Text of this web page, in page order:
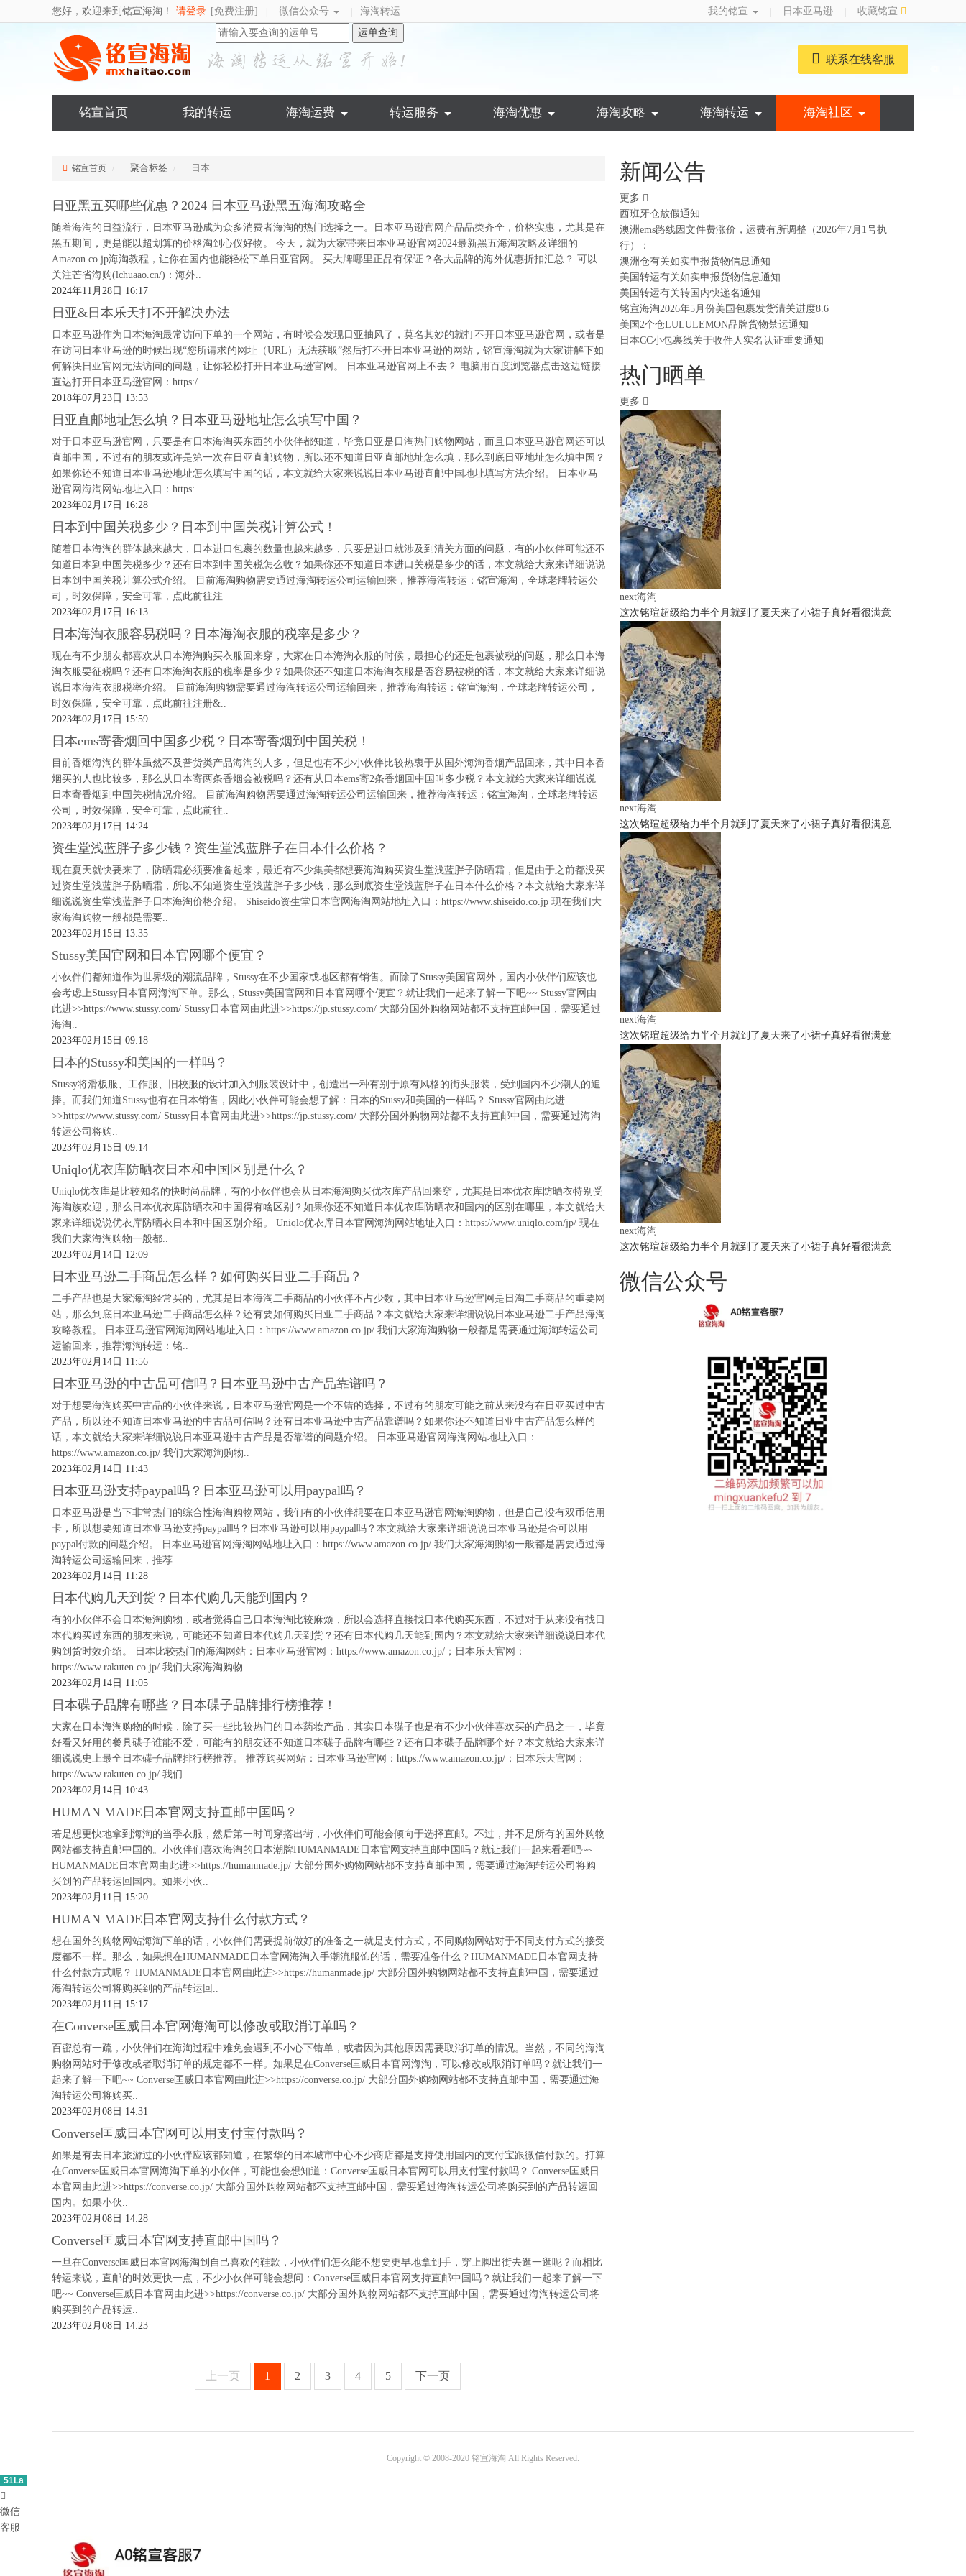
您好，欢迎来到铭宣海淘！ 请登录 [免费注册] 微信公众号 海淘转运 我的铭宣 日本亚马逊
收藏铭宣
运单查询
联系在线客服
铭宣首页 我的转运 海淘运费 转运服务 海淘优惠 海淘攻略 海淘转运 海淘社区
铭宣首页 聚合标签 日本
日亚黑五买哪些优惠？2024 日本亚马逊黑五海淘攻略全
随着海淘的日益流行，日本亚马逊成为众多消费者海淘的热门选择之一。日本亚马逊官网产品品类齐全，价格实惠，尤其是在
黑五期间，更是能以超划算的价格淘到心仪好物。 今天，就为大家带来日本亚马逊官网2024最新黑五海淘攻略及详细的
Amazon.co.jp海淘教程，让你在国内也能轻松下单日亚官网。 买大牌哪里正品有保证？各大品牌的海外优惠折扣汇总？ 可以
关注芒省海购(lchuaao.cn/)：海外..
2024年11月28日 16:17
日亚&日本乐天打不开解决办法
日本亚马逊作为日本海淘最常访问下单的一个网站，有时候会发现日亚抽风了，莫名其妙的就打不开日本亚马逊官网，或者是
在访问日本亚马逊的时候出现“您所请求的网址（URL）无法获取”然后打不开日本亚马逊的网站，铭宣海淘就为大家讲解下如
何解决日亚官网无法访问的问题，让你轻松打开日本亚马逊官网。 日本亚马逊官网上不去？ 电脑用百度浏览器点击这边链接
直达打开日本亚马逊官网：https:/..
2018年07月23日 13:53
日亚直邮地址怎么填？日本亚马逊地址怎么填写中国？
对于日本亚马逊官网，只要是有日本海淘买东西的小伙伴都知道，毕竟日亚是日淘热门购物网站，而且日本亚马逊官网还可以
直邮中国，不过有的朋友或许是第一次在日亚直邮购物，所以还不知道日亚直邮地址怎么填，那么到底日亚地址怎么填中国？
如果你还不知道日本亚马逊地址怎么填写中国的话，本文就给大家来说说日本亚马逊直邮中国地址填写方法介绍。 日本亚马
逊官网海淘网站地址入口：https:..
2023年02月17日 16:28
日本到中国关税多少？日本到中国关税计算公式！
随着日本海淘的群体越来越大，日本进口包裹的数量也越来越多，只要是进口就涉及到清关方面的问题，有的小伙伴可能还不
知道日本到中国关税多少？还有日本到中国关税怎么收？如果你还不知道日本进口关税是多少的话，本文就给大家来详细说说
日本到中国关税计算公式介绍。 目前海淘购物需要通过海淘转运公司运输回来，推荐海淘转运：铭宣海淘，全球老牌转运公
司，时效保障，安全可靠，点此前往注..
2023年02月17日 16:13
日本海淘衣服容易税吗？日本海淘衣服的税率是多少？
现在有不少朋友都喜欢从日本海淘购买衣服回来穿，大家在日本海淘衣服的时候，最担心的还是包裹被税的问题，那么日本海
淘衣服要征税吗？还有日本海淘衣服的税率是多少？如果你还不知道日本海淘衣服是否容易被税的话，本文就给大家来详细说
说日本海淘衣服税率介绍。 目前海淘购物需要通过海淘转运公司运输回来，推荐海淘转运：铭宣海淘，全球老牌转运公司，
时效保障，安全可靠，点此前往注册&..
2023年02月17日 15:59
日本ems寄香烟回中国多少税？日本寄香烟到中国关税！
目前香烟海淘的群体虽然不及普货类产品海淘的人多，但是也有不少小伙伴比较热衷于从国外海淘香烟产品回来，其中日本香
烟买的人也比较多，那么从日本寄两条香烟会被税吗？还有从日本ems寄2条香烟回中国叫多少税？本文就给大家来详细说说
日本寄香烟到中国关税情况介绍。 目前海淘购物需要通过海淘转运公司运输回来，推荐海淘转运：铭宣海淘，全球老牌转运
公司，时效保障，安全可靠，点此前往..
2023年02月17日 14:24
资生堂浅蓝胖子多少钱？资生堂浅蓝胖子在日本什么价格？
现在夏天就快要来了，防晒霜必须要准备起来，最近有不少集美都想要海淘购买资生堂浅蓝胖子防晒霜，但是由于之前都没买
过资生堂浅蓝胖子防晒霜，所以不知道资生堂浅蓝胖子多少钱，那么到底资生堂浅蓝胖子在日本什么价格？本文就给大家来详
细说说资生堂浅蓝胖子日本海淘价格介绍。 Shiseido资生堂日本官网海淘网站地址入口：https://www.shiseido.co.jp 现在我们大
家海淘购物一般都是需要..
2023年02月15日 13:35
Stussy美国官网和日本官网哪个便宜？
小伙伴们都知道作为世界级的潮流品牌，Stussy在不少国家或地区都有销售。而除了Stussy美国官网外，国内小伙伴们应该也
会考虑上Stussy日本官网海淘下单。那么，Stussy美国官网和日本官网哪个便宜？就让我们一起来了解一下吧~~ Stussy官网由
此进>>https://www.stussy.com/ Stussy日本官网由此进>>https://jp.stussy.com/ 大部分国外购物网站都不支持直邮中国，需要通过
海淘..
2023年02月15日 09:18
日本的Stussy和美国的一样吗？
Stussy将滑板服、工作服、旧校服的设计加入到服装设计中，创造出一种有别于原有风格的街头服装，受到国内不少潮人的追
捧。而我们知道Stussy也有在日本销售，因此小伙伴可能会想了解：日本的Stussy和美国的一样吗？ Stussy官网由此进
>>https://www.stussy.com/ Stussy日本官网由此进>>https://jp.stussy.com/ 大部分国外购物网站都不支持直邮中国，需要通过海淘
转运公司将购..
2023年02月15日 09:14
Uniqlo优衣库防晒衣日本和中国区别是什么？
Uniqlo优衣库是比较知名的快时尚品牌，有的小伙伴也会从日本海淘购买优衣库产品回来穿，尤其是日本优衣库防晒衣特别受
海淘族欢迎，那么日本优衣库防晒衣和中国得有啥区别？如果你还不知道日本优衣库防晒衣和国内的区别在哪里，本文就给大
家来详细说说优衣库防晒衣日本和中国区别介绍。 Uniqlo优衣库日本官网海淘网站地址入口：https://www.uniqlo.com/jp/ 现在
我们大家海淘购物一般都..
2023年02月14日 12:09
日本亚马逊二手商品怎么样？如何购买日亚二手商品？
二手产品也是大家海淘经常买的，尤其是日本海淘二手商品的小伙伴不占少数，其中日本亚马逊官网是日淘二手商品的重要网
站，那么到底日本亚马逊二手商品怎么样？还有要如何购买日亚二手商品？本文就给大家来详细说说日本亚马逊二手产品海淘
攻略教程。 日本亚马逊官网海淘网站地址入口：https://www.amazon.co.jp/ 我们大家海淘购物一般都是需要通过海淘转运公司
运输回来，推荐海淘转运：铭..
2023年02月14日 11:56
日本亚马逊的中古品可信吗？日本亚马逊中古产品靠谱吗？
对于想要海淘购买中古品的小伙伴来说，日本亚马逊官网是一个不错的选择，不过有的朋友可能之前从来没有在日亚买过中古
产品，所以还不知道日本亚马逊的中古品可信吗？还有日本亚马逊中古产品靠谱吗？如果你还不知道日亚中古产品怎么样的
话，本文就给大家来详细说说日本亚马逊中古产品是否靠谱的问题介绍。 日本亚马逊官网海淘网站地址入口：
https://www.amazon.co.jp/ 我们大家海淘购物..
2023年02月14日 11:43
日本亚马逊支持paypal吗？日本亚马逊可以用paypal吗？
日本亚马逊是当下非常热门的综合性海淘购物网站，我们有的小伙伴想要在日本亚马逊官网海淘购物，但是自己没有双币信用
卡，所以想要知道日本亚马逊支持paypal吗？日本亚马逊可以用paypal吗？本文就给大家来详细说说日本亚马逊是否可以用
paypal付款的问题介绍。 日本亚马逊官网海淘网站地址入口：https://www.amazon.co.jp/ 我们大家海淘购物一般都是需要通过海
淘转运公司运输回来，推荐..
2023年02月14日 11:28
日本代购几天到货？日本代购几天能到国内？
有的小伙伴不会日本海淘购物，或者觉得自己日本海淘比较麻烦，所以会选择直接找日本代购买东西，不过对于从来没有找日
本代购买过东西的朋友来说，可能还不知道日本代购几天到货？还有日本代购几天能到国内？本文就给大家来详细说说日本代
购到货时效介绍。 日本比较热门的海淘网站：日本亚马逊官网：https://www.amazon.co.jp/；日本乐天官网：
https://www.rakuten.co.jp/ 我们大家海淘购物..
2023年02月14日 11:05
日本碟子品牌有哪些？日本碟子品牌排行榜推荐！
大家在日本海淘购物的时候，除了买一些比较热门的日本药妆产品，其实日本碟子也是有不少小伙伴喜欢买的产品之一，毕竟
好看又好用的餐具碟子谁能不爱，可能有的朋友还不知道日本碟子品牌有哪些？还有日本碟子品牌哪个好？本文就给大家来详
细说说史上最全日本碟子品牌排行榜推荐。 推荐购买网站：日本亚马逊官网：https://www.amazon.co.jp/；日本乐天官网：
https://www.rakuten.co.jp/ 我们..
2023年02月14日 10:43
HUMAN MADE日本官网支持直邮中国吗？
若是想更快地拿到海淘的当季衣服，然后第一时间穿搭出街，小伙伴们可能会倾向于选择直邮。不过，并不是所有的国外购物
网站都支持直邮中国的。小伙伴们喜欢海淘的日本潮牌HUMANMADE日本官网支持直邮中国吗？就让我们一起来看看吧~~
HUMANMADE日本官网由此进>>https://humanmade.jp/ 大部分国外购物网站都不支持直邮中国，需要通过海淘转运公司将购
买到的产品转运回国内。如果小伙..
2023年02月11日 15:20
HUMAN MADE日本官网支持什么付款方式？
想在国外的购物网站海淘下单的话，小伙伴们需要提前做好的准备之一就是支付方式，不同购物网站对于不同支付方式的接受
度都不一样。那么，如果想在HUMANMADE日本官网海淘入手潮流服饰的话，需要准备什么？HUMANMADE日本官网支持
什么付款方式呢？ HUMANMADE日本官网由此进>>https://humanmade.jp/ 大部分国外购物网站都不支持直邮中国，需要通过
海淘转运公司将购买到的产品转运回..
2023年02月11日 15:17
在Converse匡威日本官网海淘可以修改或取消订单吗？
百密总有一疏，小伙伴们在海淘过程中难免会遇到不小心下错单，或者因为其他原因需要取消订单的情况。当然，不同的海淘
购物网站对于修改或者取消订单的规定都不一样。如果是在Converse匡威日本官网海淘，可以修改或取消订单吗？就让我们一
起来了解一下吧~~ Converse匡威日本官网由此进>>https://converse.co.jp/ 大部分国外购物网站都不支持直邮中国，需要通过海
淘转运公司将购买..
2023年02月08日 14:31
Converse匡威日本官网可以用支付宝付款吗？
如果是有去日本旅游过的小伙伴应该都知道，在繁华的日本城市中心不少商店都是支持使用国内的支付宝跟微信付款的。打算
在Converse匡威日本官网海淘下单的小伙伴，可能也会想知道：Converse匡威日本官网可以用支付宝付款吗？ Converse匡威日
本官网由此进>>https://converse.co.jp/ 大部分国外购物网站都不支持直邮中国，需要通过海淘转运公司将购买到的产品转运回
国内。如果小伙..
2023年02月08日 14:28
Converse匡威日本官网支持直邮中国吗？
一旦在Converse匡威日本官网海淘到自己喜欢的鞋款，小伙伴们怎么能不想要更早地拿到手，穿上脚出街去逛一逛呢？而相比
转运来说，直邮的时效更快一点，不少小伙伴可能会想问：Converse匡威日本官网支持直邮中国吗？就让我们一起来了解一下
吧~~ Converse匡威日本官网由此进>>https://converse.co.jp/ 大部分国外购物网站都不支持直邮中国，需要通过海淘转运公司将
购买到的产品转运..
2023年02月08日 14:23
上一页 1 2 3 4 5 下一页
新闻公告
更多
西班牙仓放假通知
澳洲ems路线因文件费涨价，运费有所调整（2026年7月1号执
行）：
澳洲仓有关如实申报货物信息通知
美国转运有关如实申报货物信息通知
美国转运有关转国内快递名通知
铭宣海淘2026年5月份美国包裹发货清关进度8.6
美国2个仓LULULEMON品牌货物禁运通知
日本CC小包裹线关于收件人实名认证重要通知
热门晒单
更多
next海淘
这次铭瑄超级给力半个月就到了夏天来了小裙子真好看很满意
next海淘
这次铭瑄超级给力半个月就到了夏天来了小裙子真好看很满意
next海淘
这次铭瑄超级给力半个月就到了夏天来了小裙子真好看很满意
next海淘
这次铭瑄超级给力半个月就到了夏天来了小裙子真好看很满意
微信公众号
Copyright © 2008-2020 铭宣海淘 All Rights Reserved.
51La

微信
客服